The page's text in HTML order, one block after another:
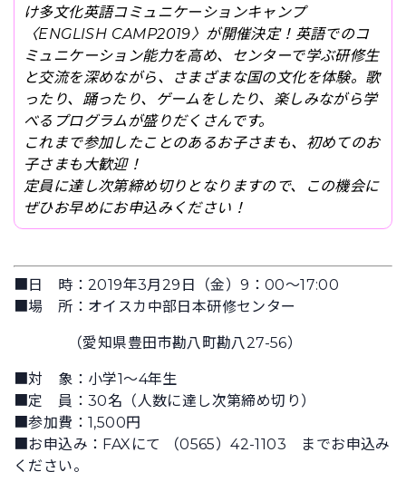
け多文化英語コミュニケーションキャンプ
〈ENGLISH CAMP2019〉が開催決定！ 英語でのコ
ミュニケーション能力を高め、センターで学ぶ研修生
と交流を深めながら、さまざまな国の文化を体験。歌
ったり、踊ったり、ゲームをしたり、楽しみながら学
べるプログラムが盛りだくさんです。
これまで参加したことのあるお子さまも、初めてのお
子さまも大歓迎！
定員に達し次第締め切りとなりますので、この機会に
ぜひお早めにお申込みください！
■日 時：2019年3月29日（金）9：00～17:00
■場 所：オイスカ中部日本研修センター
（愛知県豊田市勘八町勘八27-56）
■対 象：小学1～4年生
■定 員：30名（人数に達し次第締め切り）
■参加費：1,500円
■お申込み：FAXにて （0565）42-1103 までお申込み
ください。